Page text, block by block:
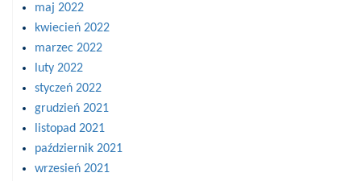
maj 2022
kwiecień 2022
marzec 2022
luty 2022
styczeń 2022
grudzień 2021
listopad 2021
październik 2021
wrzesień 2021